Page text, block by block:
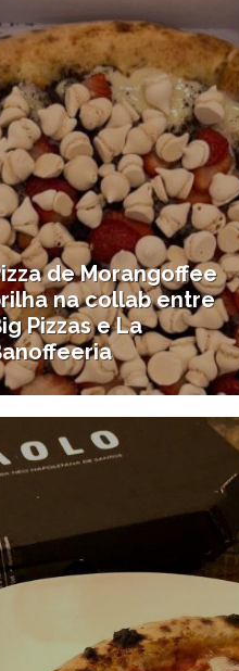
de Morangoffee
na collab entre
Pizzas e La
10/07/2020